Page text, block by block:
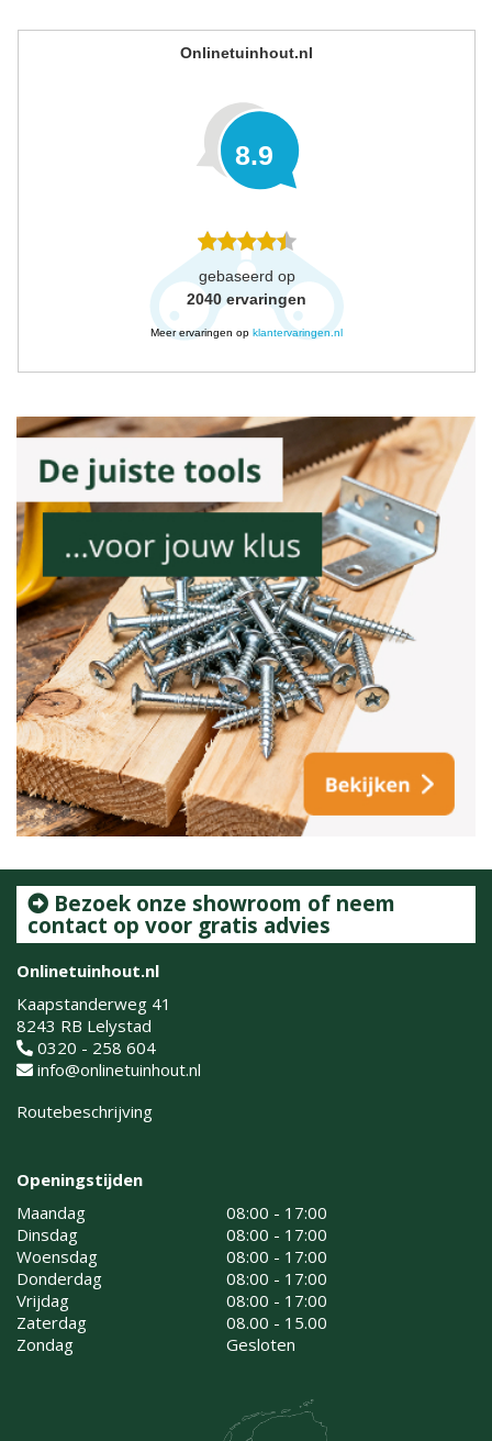
Onlinetuinhout.nl
8.9
gebaseerd op
2040 ervaringen
Meer ervaringen op klantervaringen.nl
Bezoek onze showroom of neem
contact op voor gratis advies
Onlinetuinhout.nl
Kaapstanderweg 41
8243 RB Lelystad
0320 - 258 604
info@onlinetuinhout.nl
Routebeschrijving
Openingstijden
Maandag
08:00 - 17:00
Dinsdag
08:00 - 17:00
Woensdag
08:00 - 17:00
Donderdag
08:00 - 17:00
Vrijdag
08:00 - 17:00
Zaterdag
08.00 - 15.00
Zondag
Gesloten